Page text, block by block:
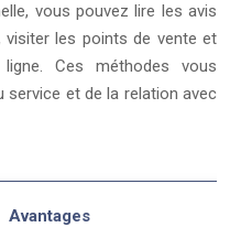
vous pouvez lire les avis
les points de vente et
Ces méthodes vous
service et de la relation avec
Avantages